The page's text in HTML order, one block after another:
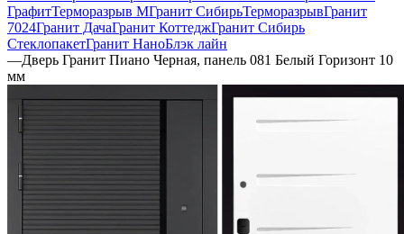
ГрафитТерморазрыв МГранит СибирьТерморазрывГранит
7024Гранит ДачаГранит КоттеджГранит Сибирь
СтеклопакетГранит НаноБлэк лайн
—Дверь Гранит Пиано Черная, панель 081 Белый Горизонт 10
мм